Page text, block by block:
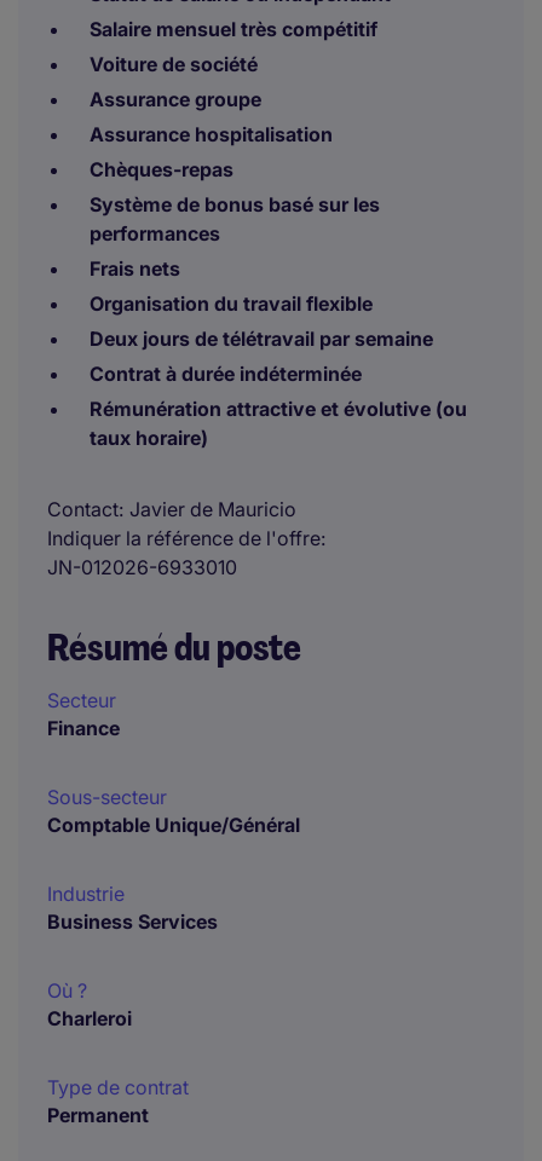
Salaire mensuel très compétitif
Voiture de société
Assurance groupe
Assurance hospitalisation
Chèques-repas
Système de bonus basé sur les
performances
Frais nets
Organisation du travail flexible
Deux jours de télétravail par semaine
Contrat à durée indéterminée
Rémunération attractive et évolutive (ou
taux horaire)
Contact Javier de Mauricio
Indiquer la référence de l'offre
JN-012026-6933010
Résumé du poste
Secteur
Finance
Sous-secteur
Comptable Unique/Général
Industrie
Business Services
Où ?
Charleroi
Type de contrat
Permanent